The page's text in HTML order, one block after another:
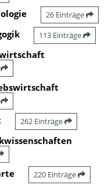
26 Einträge
113 Einträge
262 Einträge
220 Einträge